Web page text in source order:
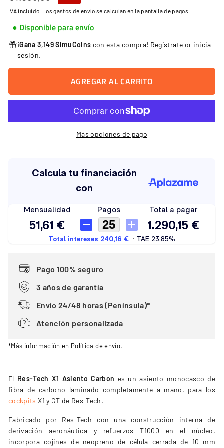
habitual
de
oferta
IVA incluido. Losgastos de envío se calculan en la pantalla de pagos.
● Disponible para envío
¡Gana 3,149 SimuCoins con esta compra! Regístrate or inicia
sesión.
AGREGAR AL CARRITO
Más opciones de pago
Pago 100% seguro
3 años de garantía
Envío 24/48 horas (Península)*
Atención personalizada
*Más información en Política de envío.
El Res-Tech X1 Asiento Carbon es un asiento monocasco de
fibra de carbono laminado completamente a mano, para los
cockpits X1 y GT de Res-Tech.
Fabricado por Res-Tech con una construcción interna de
derivación aeronáutica y refuerzos T1000 en el núcleo,
incorpora cojines de neopreno de célula cerrada de 10 mm